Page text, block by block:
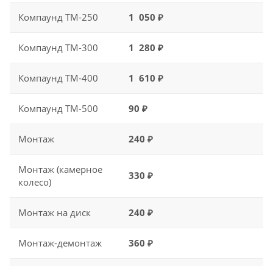
Компаунд ТМ-250 1 050 ₽
Компаунд ТМ-300 1 280 ₽
Компаунд ТМ-400 1 610 ₽
Компаунд ТМ-500 90 ₽
Монтаж 240 ₽
Монтаж (камерное
колесо)
330 ₽
Монтаж на диск 240 ₽
Монтаж-демонтаж 360 ₽